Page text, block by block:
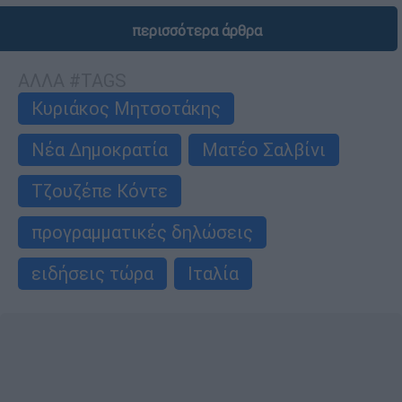
περισσότερα άρθρα
Κυριάκος Μητσοτάκης
Νέα Δημοκρατία
Ματέο Σαλβίνι
Τζουζέπε Κόντε
προγραμματικές δηλώσεις
ειδήσεις τώρα
Ιταλία